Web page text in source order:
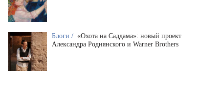
Блоги / «Охота на Саддама»: новый проект
Александра Роднянского и Warner Brothers